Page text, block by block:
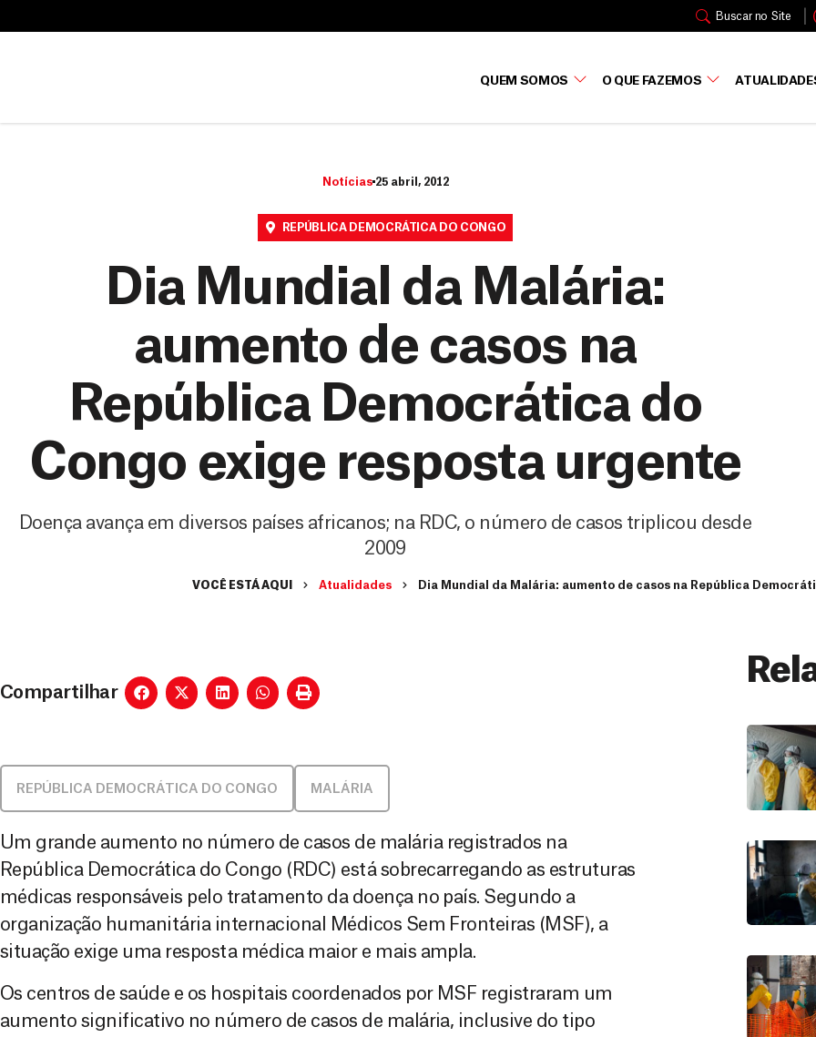
Buscar no Site
QUEM SOMOS O QUE FAZEMOS
c
Notícias 25 abril, 2012
REPÚBLICA DEMOCRÁTICA DO CONGO
Dia Mundial da Malária:
aumento de casos na
República Democrática do
Congo exige resposta urgente
Doença avança em diversos países africanos; na RDC, o número de casos triplicou desde
2009
VOCÊ ESTÁ AQUI Atualidades Dia Mundial da Malária: aumento de casos na República
Compartilhar
REPÚBLICA DEMOCRÁTICA DO CONGO MALÁRIA
Um grande aumento no número de casos de malária registrados na
República Democrática do Congo (RDC) está sobrecarregando as estruturas
médicas responsáveis pelo tratamento da doença no país. Segundo a
organização humanitária internacional Médicos Sem Fronteiras (MSF), a
situação exige uma resposta médica maior e mais ampla.
Os centros de saúde e os hospitais coordenados por MSF registraram um
aumento significativo no número de casos de malária, inclusive do tipo
a